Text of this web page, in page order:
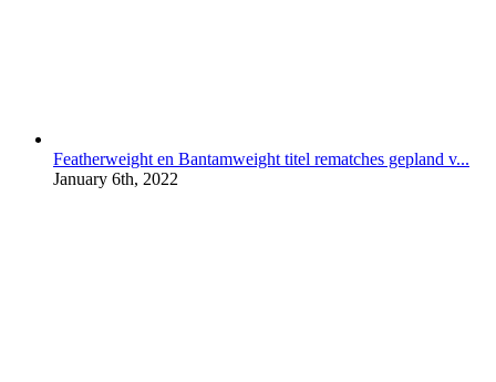
Featherweight en Bantamweight titel rematches gepland v...
January 6th, 2022